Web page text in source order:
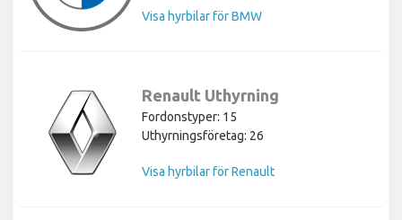
Visa hyrbilar för BMW
Renault Uthyrning
Fordonstyper: 15
Uthyrningsföretag: 26
Visa hyrbilar för Renault